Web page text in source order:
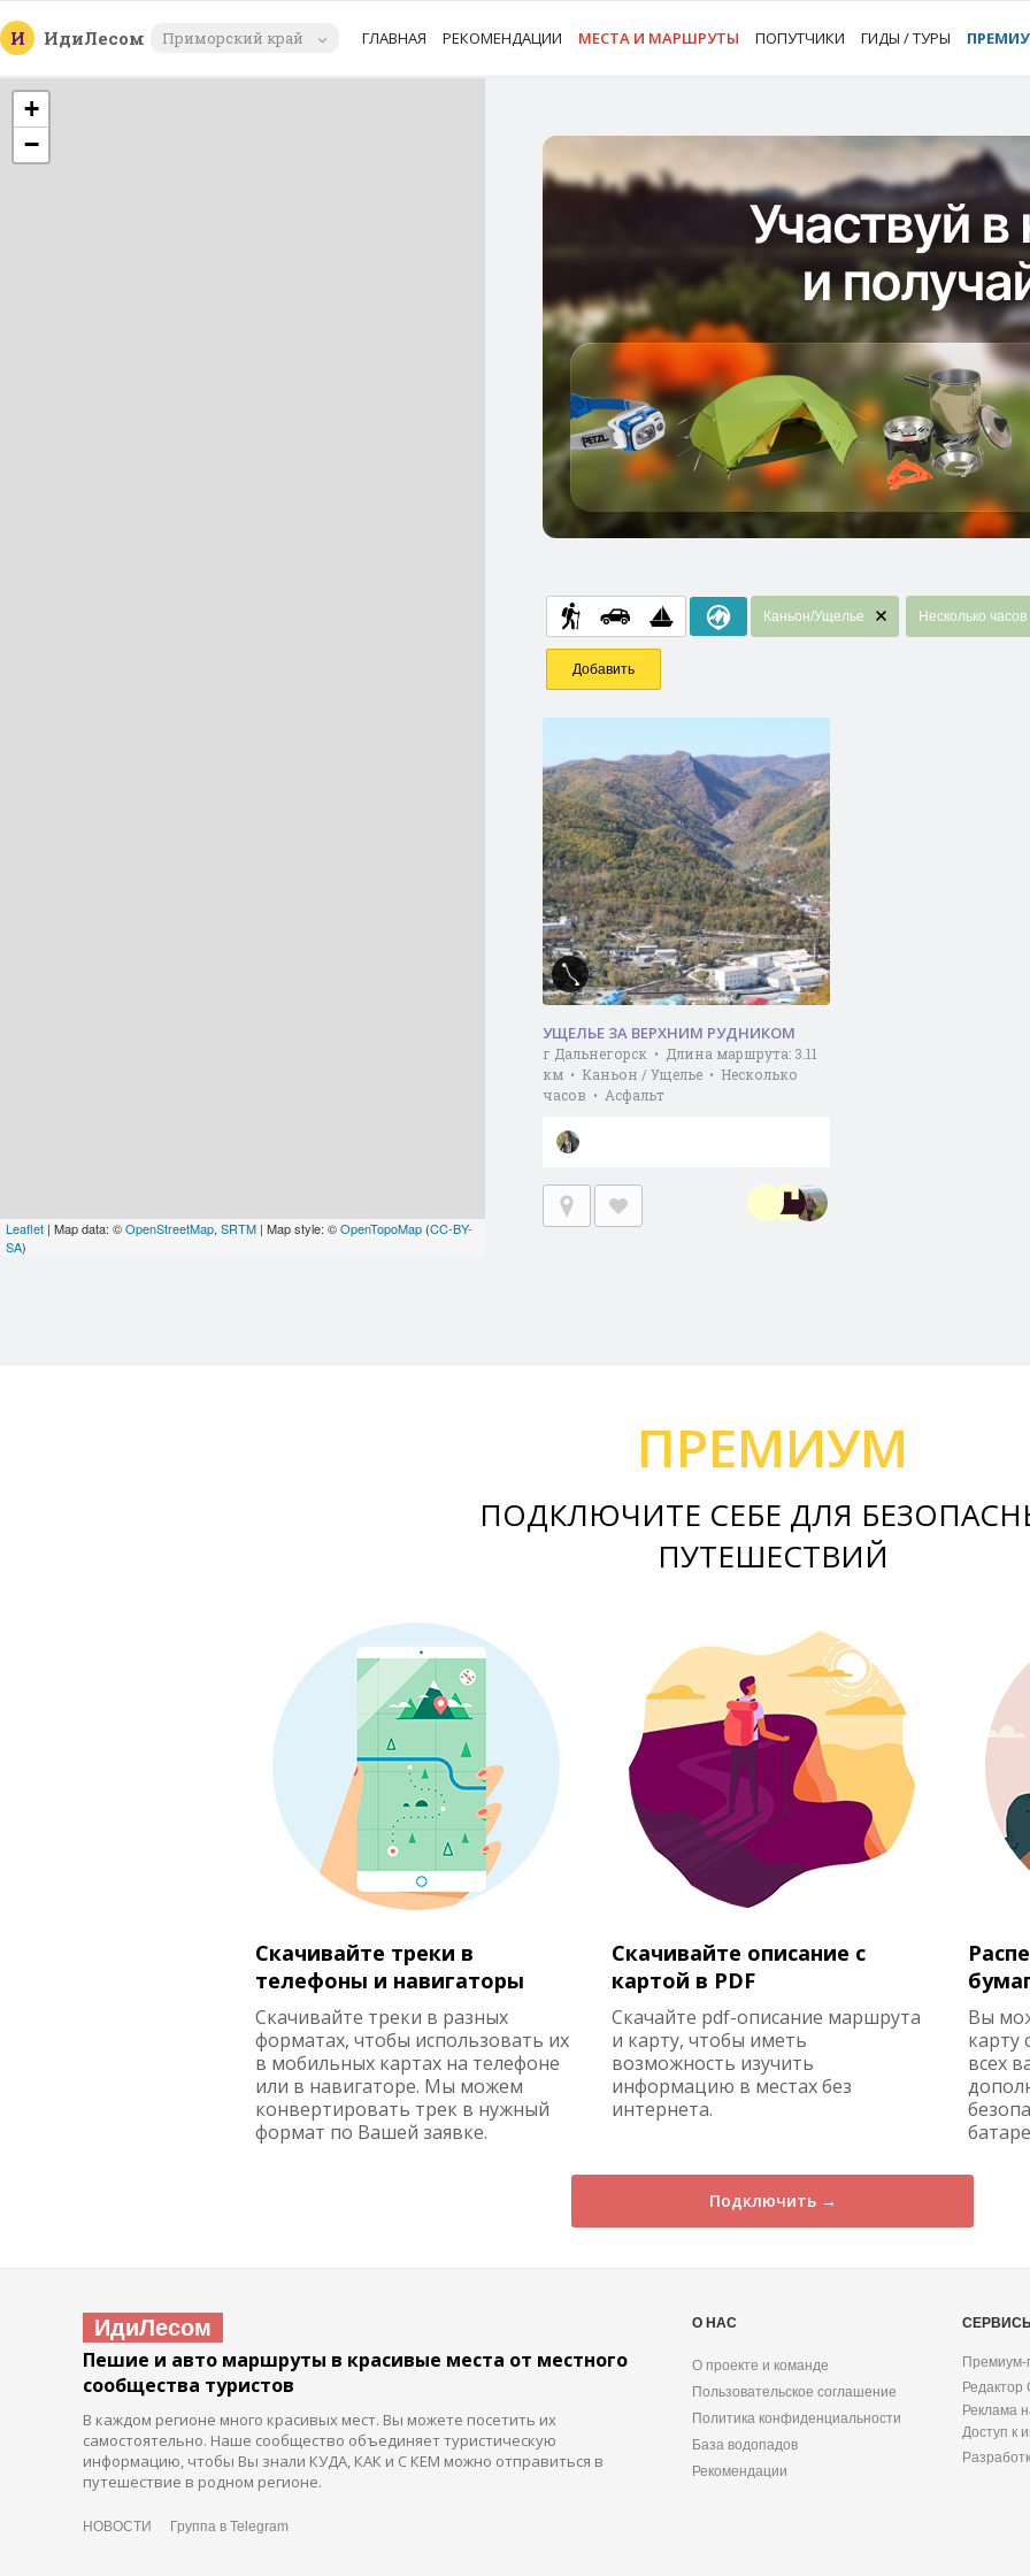
И ИдиЛесом Приморский край ГЛАВНАЯ РЕКОМЕНДАЦИИ МЕСТА И МАРШРУТЫ ПОПУТЧИКИ ГИДЫ / ТУРЫ
+
−
Leaflet | Map data: ©OpenStreetMap, SRTM | Map style: ©OpenTopoMap (CC-BY-
SA)
Каньон/Ущелье Несколько часов
Добавить
УЩЕЛЬЕ ЗА ВЕРХНИМ РУДНИКОМ
г Дальнегорск • Длина маршрута: 3.11
км • Каньон / Ущелье • Несколько
часов • Асфальт
ПРЕМИУМ
ПОДКЛЮЧИТЕ СЕБЕ ДЛЯ
ПУТЕШЕСТВИЙ
Скачивайте треки в
телефоны и навигаторы
Скачивайте треки в разных
форматах, чтобы использовать их
в мобильных картах на телефоне
или в навигаторе. Мы можем
конвертировать трек в нужный
формат по Вашей заявке.
Скачивайте описание с
картой в PDF
Скачайте pdf-описание маршрута
и карту, чтобы иметь
возможность изучить
информацию в местах без
интернета.
Вы
карту
всех
Подключить →
ИдиЛесом
Пешие и авто маршруты в красивые места от местного
сообщества туристов
В каждом регионе много красивых мест. Вы можете посетить их
самостоятельно. Наше сообщество объединяет туристическую
информацию, чтобы Вы знали КУДА, КАК и С КЕМ можно отправиться в
путешествие в родном регионе.
НОВОСТИ Группа в Telegram
О НАС
О проекте и команде
Пользовательское соглашение
Политика конфиденциальности
База водопадов
Рекомендации
Премиум-
Редактор
Реклама
Доступ к